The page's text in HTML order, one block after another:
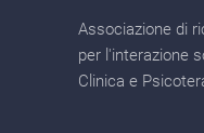
Associazione di
per l'interazione
Clinica e